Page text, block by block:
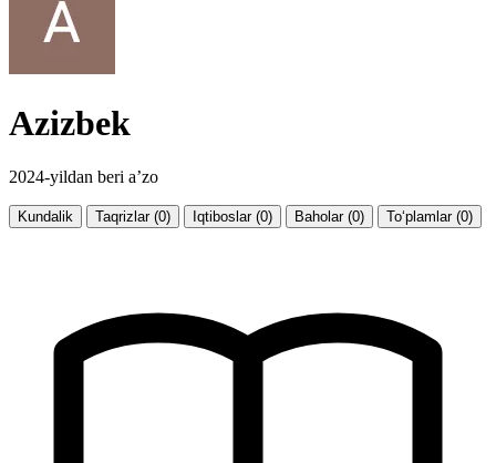
Azizbek
2024-yildan beri a’zo
Kundalik Taqrizlar (0) Iqtiboslar (0) Baholar (0) To‘plamlar (0)